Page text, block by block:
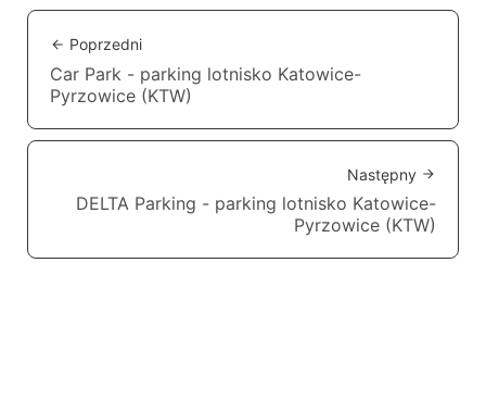
Poprzedni
Car Park - parking lotnisko Katowice-
Pyrzowice (KTW)
Następny
DELTA Parking - parking lotnisko Katowice-
Pyrzowice (KTW)